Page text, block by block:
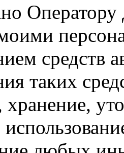
средств
таких
хранение,